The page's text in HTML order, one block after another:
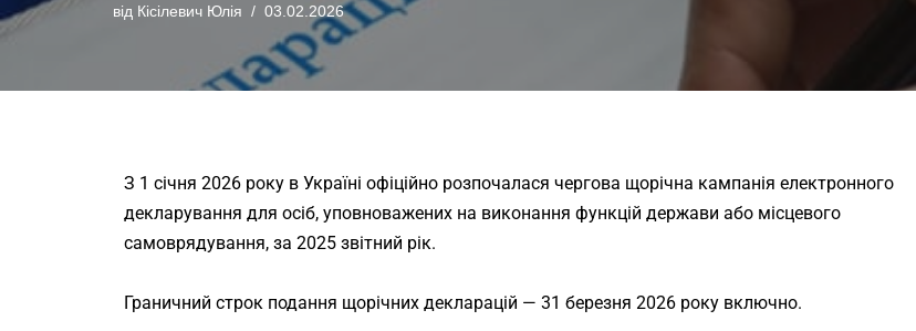
від Кісілевич Юлія 03.02.2026
З 1 січня 2026 року в Україні офіційно розпочалася чергова щорічна кампанія електронного
декларування для осіб, уповноважених на виконання функцій держави або місцевого
самоврядування, за 2025 звітний рік.
Граничний строк подання щорічних декларацій — 31 березня 2026 року включно.